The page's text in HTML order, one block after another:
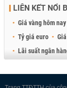
LIÊN KẾT NỔI
Giá vàng hôm nay
Tỷ giá euro
Lãi suất ngân